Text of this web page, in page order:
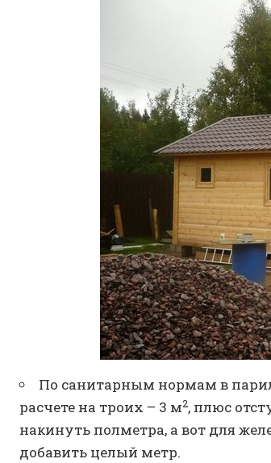
По санитарным нормам в
расчете на троих – 3 м2, плюс
накинуть полметра, а вот для
добавить целый метр.